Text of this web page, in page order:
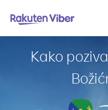
Kako